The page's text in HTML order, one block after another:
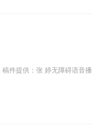
稿件提供：张 婷无障碍语音播